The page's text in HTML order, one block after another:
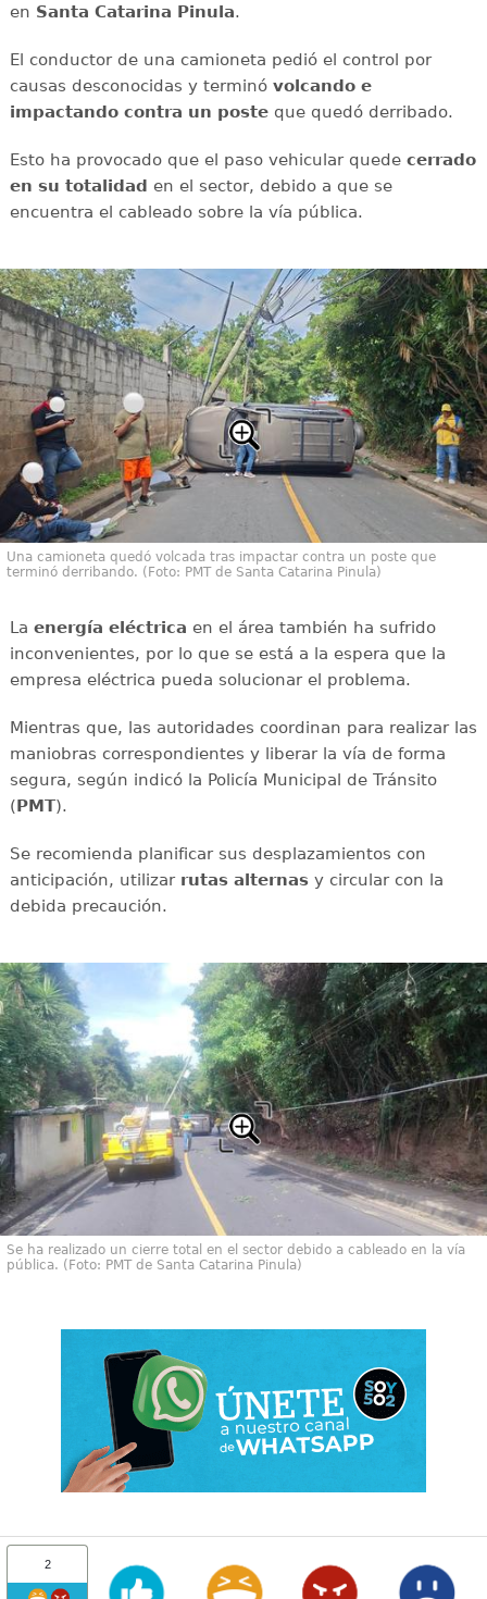
en Santa Catarina Pinula.
El conductor de una camioneta pedió el control por
causas desconocidas y terminó volcando e
impactando contra un posteque quedó derribado.
Esto ha provocado que el paso vehicular quede cerrado
en su totalidad en el sector, debido a que se
encuentra el cableado sobre la vía pública.
Una camioneta quedó volcada tras impactar contra un poste que
terminó derribando. (Foto: PMT de Santa Catarina Pinula)
La energía eléctrica en el área también ha sufrido
inconvenientes, por lo que se está a la espera que la
empresa eléctrica pueda solucionar el problema.
Mientras que, las autoridades coordinan para realizar las
maniobras correspondientes y liberar la vía de forma
segura, según indicó la Policía Municipal de Tránsito
(PMT).
Se recomienda planificar sus desplazamientos con
anticipación, utilizar rutas alternasy circular con la
debida precaución.
Se ha realizado un cierre total en el sector debido a cableado en la vía
pública. (Foto: PMT de Santa Catarina Pinula)
2